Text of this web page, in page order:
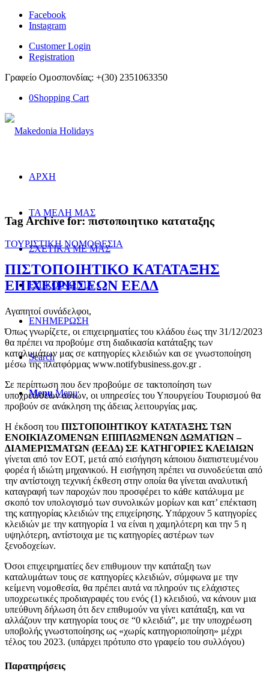
Facebook
Instagram
Customer Login
Registration
Γραφείο Ομοσπονδίας: +(30) 2351063350
0Shopping Cart
ΑΡΧΗ
ΤΑ ΜΕΛΗ ΜΑΣ
ΣΧΕΤΙΚΑ ΜΕ ΜΑΣ
ΕΠΙΚΟΙΝΩΝΙΑ
ΕΝΗΜΕΡΩΣΗ
Search
Menu Menu
Tag Archive for:πιστοποιητικο καταταξης
ΤΟΥΡΙΣΤΙΚΗ ΝΟΜΟΘΕΣΙΑ
ΠΙΣΤΟΠΟΙΗΤΙΚΟ ΚΑΤΑΤΑΞΗΣ
ΕΠΙΧΕΙΡΗΣΕΩΝ ΕΕΔΔ
Αγαπητοί συνάδελφοι,
Όπως γνωρίζετε, οι επιχειρηματίες του κλάδου έως την 31/12/2023
θα πρέπει να προβούμε στη διαδικασία κατάταξης των
καταλυμάτων μας σε κατηγορίες κλειδιών και σε γνωστοποίηση
μέσω της πλατφόρμας www.notifybusiness.gov.gr .
Σε περίπτωση που δεν προβούμε σε τακτοποίηση των
υποχρεώσεων αυτών, οι υπηρεσίες του Υπουργείου Τουρισμού θα
προβούν σε ανάκληση της άδειας λειτουργίας μας.
Η έκδοση του ΠΙΣΤΟΠΟΙΗΤΙΚΟΥ ΚΑΤΑΤΑΞΗΣ ΤΩΝ
ΕΝΟΙΚΙΑΖΟΜΕΝΩΝ ΕΠΙΠΛΩΜΕΝΩΝ ΔΩΜΑΤΙΩΝ –
ΔΙΑΜΕΡΙΣΜΑΤΩΝ (ΕΕΔΔ) ΣΕ ΚΑΤΗΓΟΡΙΕΣ ΚΛΕΙΔΙΩΝ
γίνεται από τον ΕΟΤ, μετά από εισήγηση κάποιου διαπιστευμένου
φορέα ή ιδιώτη μηχανικού. Η εισήγηση πρέπει να συνοδεύεται από
την αντίστοιχη τεχνική έκθεση στην οποία θα γίνεται αναλυτική
καταγραφή των παροχών που προσφέρει το κάθε κατάλυμα με
σκοπό τον υπολογισμό των συνολικών μορίων και κατ’ επέκταση
της κατηγορίας κλειδιών της επιχείρησης. Υπάρχουν 5 κατηγορίες
κλειδιών με την κατηγορία 1 να είναι η χαμηλότερη και την 5 η
υψηλότερη, αντίστοιχα με τις κατηγορίες αστέρων των
ξενοδοχείων.
Όσοι επιχειρηματίες δεν επιθυμουν την κατάταξη των
καταλυμάτων τους σε κατηγορίες κλειδιών, σύμφωνα με την
κείμενη νομοθεσία, θα πρέπει αυτά να πληρούν τις ελάχιστες
υποχρεωτικές προδιαγραφές του ενός (1) κλειδιού, να κάνουν μια
υπεύθυνη δήλωση ότι δεν επιθυμούν να γίνει κατάταξη, και να
αλλάζουν την κατηγορία τους σε “0 κλειδιά”, με την υποχρέωση
υποβολής γνωστοποίησης ως «χωρίς κατηγοριοποίηση» μέχρι
τέλος του 2023. (υπάρχει πρότυπο στο γραφείο του συλλόγου)
Παρατηρήσεις